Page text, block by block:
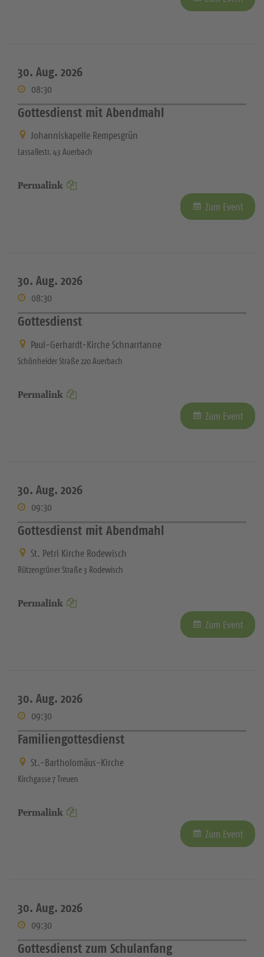
30. Aug. 2026
08:30
Gottesdienst mit Abendmahl
Johanniskapelle Rempesgrün
Lassallestr. 43 Auerbach
Permalink
Zum Event
30. Aug. 2026
08:30
Gottesdienst
Paul-Gerhardt-Kirche Schnarrtanne
Schönheider Straße 220 Auerbach
Permalink
Zum Event
30. Aug. 2026
09:30
Gottesdienst mit Abendmahl
St. Petri Kirche Rodewisch
Rützengrüner Straße 3 Rodewisch
Permalink
Zum Event
30. Aug. 2026
09:30
Familiengottesdienst
St.-Bartholomäus-Kirche
Kirchgasse 7 Treuen
Permalink
Zum Event
30. Aug. 2026
09:30
Gottesdienst zum Schulanfang